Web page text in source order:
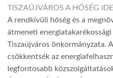
TISZAÚJVÁROS A HŐSÉG
A rendkívüli hőség és a
átmeneti
Tiszaújváros önkormányzata.
csökkentsék az
legfontosabb